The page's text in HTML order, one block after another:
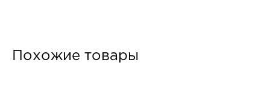
Похожие товары